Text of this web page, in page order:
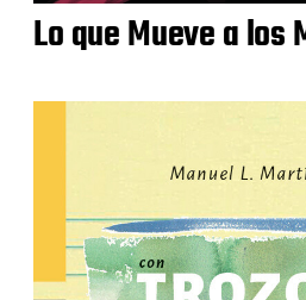
Lo que Mueve a los